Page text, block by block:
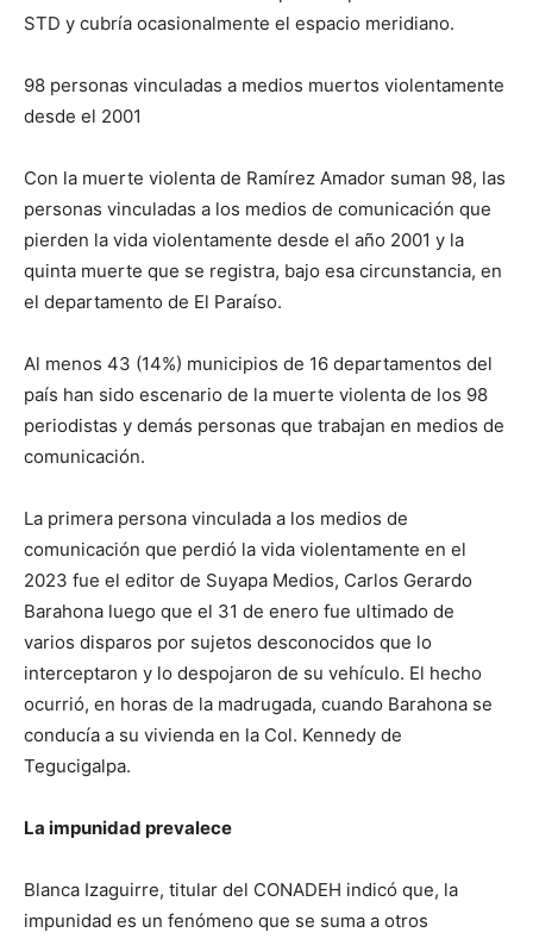
STD y cubría ocasionalmente el espacio meridiano.
98 personas vinculadas a medios muertos violentamente
desde el 2001
Con la muerte violenta de Ramírez Amador suman 98, las
personas vinculadas a los medios de comunicación que
pierden la vida violentamente desde el año 2001 y la
quinta muerte que se registra, bajo esa circunstancia, en
el departamento de El Paraíso.
Al menos 43 (14%) municipios de 16 departamentos del
país han sido escenario de la muerte violenta de los 98
periodistas y demás personas que trabajan en medios de
comunicación.
La primera persona vinculada a los medios de
comunicación que perdió la vida violentamente en el
2023 fue el editor de Suyapa Medios, Carlos Gerardo
Barahona luego que el 31 de enero fue ultimado de
varios disparos por sujetos desconocidos que lo
interceptaron y lo despojaron de su vehículo. El hecho
ocurrió, en horas de la madrugada, cuando Barahona se
conducía a su vivienda en la Col. Kennedy de
Tegucigalpa.
La impunidad prevalece
Blanca Izaguirre, titular del CONADEH indicó que, la
impunidad es un fenómeno que se suma a otros